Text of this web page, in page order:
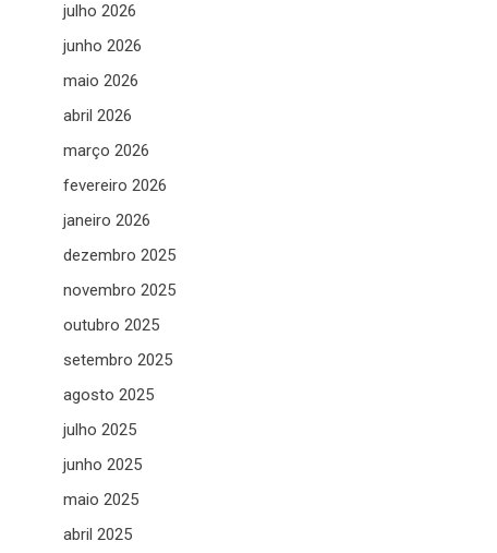
julho 2026
junho 2026
maio 2026
abril 2026
março 2026
fevereiro 2026
janeiro 2026
dezembro 2025
novembro 2025
outubro 2025
setembro 2025
agosto 2025
julho 2025
junho 2025
maio 2025
abril 2025